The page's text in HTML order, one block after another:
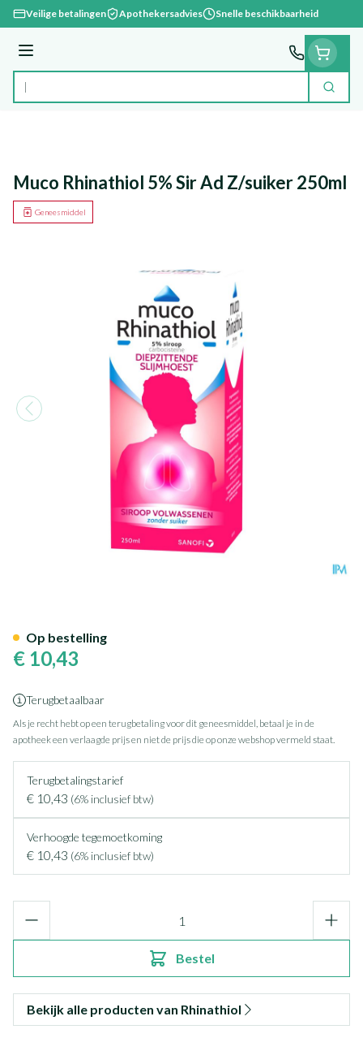
Ga naar de inhoud
Veilige betalingen Apothekersadvies Snelle beschikbaarheid
Menu
Product, merk, categorie... Zoek
Muco Rhinathiol 5% Sir Ad Z/suiker 250ml
Geneesmiddel
€ 10,43
Terugbetaalbaar
Als je recht hebt op een terugbetaling voor dit geneesmiddel, betaal je in de
apotheek een verlaagde prijs en niet de prijs die op onze webshop vermeld staat.
Terugbetalingstarief
€ 10,43 (6% inclusief btw)
Verhoogde tegemoetkoming
€ 10,43 (6% inclusief btw)
Bestel
Op bestelling
Bekijk alle producten van Rhinathiol